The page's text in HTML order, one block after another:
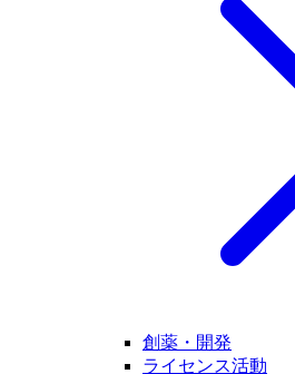
創薬・開発
ライセンス活動